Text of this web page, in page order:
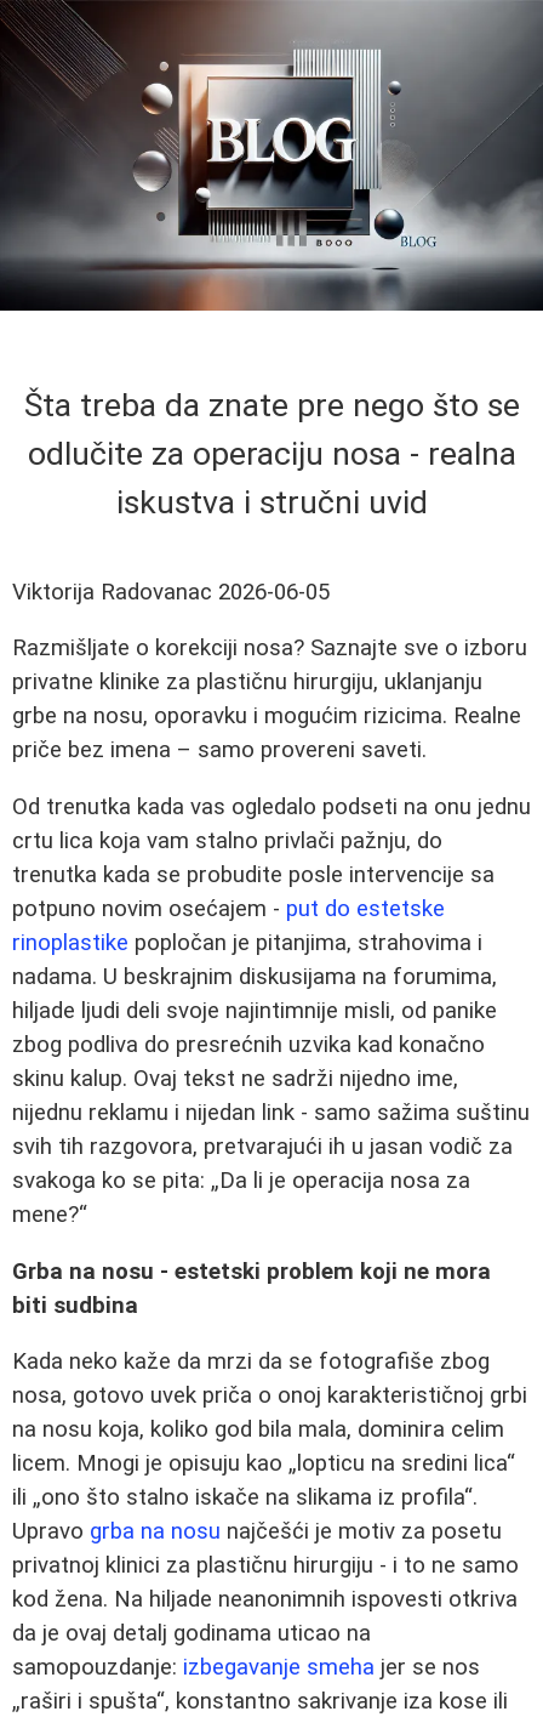
Šta treba da znate pre nego što se
odlučite za operaciju nosa - realna
iskustva i stručni uvid
Viktorija Radovanac 2026-06-05
Razmišljate o korekciji nosa? Saznajte sve o izboru
privatne klinike za plastičnu hirurgiju, uklanjanju
grbe na nosu, oporavku i mogućim rizicima. Realne
priče bez imena – samo provereni saveti.
Od trenutka kada vas ogledalo podseti na onu jednu
crtu lica koja vam stalno privlači pažnju, do
trenutka kada se probudite posle intervencije sa
potpuno novim osećajem - put do estetske
rinoplastike popločan je pitanjima, strahovima i
nadama. U beskrajnim diskusijama na forumima,
hiljade ljudi deli svoje najintimnije misli, od panike
zbog podliva do presrećnih uzvika kad konačno
skinu kalup. Ovaj tekst ne sadrži nijedno ime,
nijednu reklamu i nijedan link - samo sažima suštinu
svih tih razgovora, pretvarajući ih u jasan vodič za
svakoga ko se pita: „Da li je operacija nosa za
mene?“
Grba na nosu - estetski problem koji ne mora
biti sudbina
Kada neko kaže da mrzi da se fotografiše zbog
nosa, gotovo uvek priča o onoj karakterističnoj grbi
na nosu koja, koliko god bila mala, dominira celim
licem. Mnogi je opisuju kao „lopticu na sredini lica“
ili „ono što stalno iskače na slikama iz profila“.
Upravo grba na nosu najčešći je motiv za posetu
privatnoj klinici za plastičnu hirurgiju - i to ne samo
kod žena. Na hiljade neanonimnih ispovesti otkriva
da je ovaj detalj godinama uticao na
samopouzdanje: izbegavanje smeha jer se nos
„raširi i spušta“, konstantno sakrivanje iza kose ili